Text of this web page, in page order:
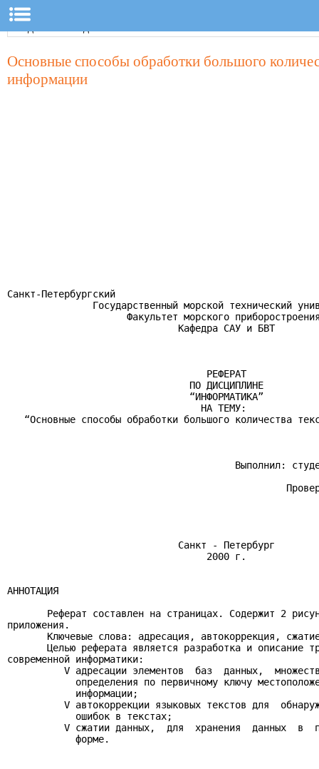
Основные способы обработки большого
информации
Санкт-Петербургский
Государственный морской технический
Факультет морского
                              Кафедра САУ и БВТ
                                   РЕФЕРАТ
                                ПО ДИСЦИПЛИНЕ
                                “ИНФОРМАТИКА”
                                  НА ТЕМУ:
“Основные способы обработки большого количества
Выполнил:
                              Санкт - Петербург
                                   2000 г.
АННОТАЦИЯ
Реферат составлен на страницах. Содержит 2
приложения.
Ключевые слова: адресация, автокоррекция,
Целью реферата является разработка и описание
современной информатики:
V адресации элементов  баз  данных,
определения по первичному ключу
            информации;
V автокоррекции языковых текстов для
            ошибок в текстах;
V сжатии данных,  для  хранения  данных  в
            форме.